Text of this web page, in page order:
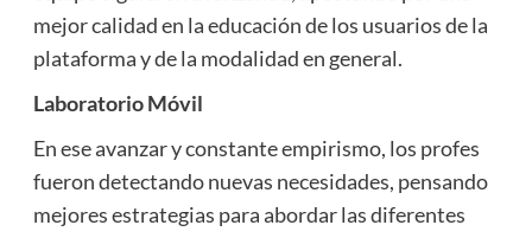
mejor calidad en la educación de los usuarios de la
plataforma y de la modalidad en general.
Laboratorio Móvil
En ese avanzar y constante empirismo, los profes
fueron detectando nuevas necesidades, pensando
mejores estrategias para abordar las diferentes